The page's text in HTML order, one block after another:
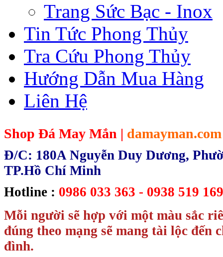
Trang Sức Bạc - Inox
Tin Tức Phong Thủy
Tra Cứu Phong Thủy
Hướng Dẫn Mua Hàng
Liên Hệ
Shop Đá May Mắn | damayman.com
Đ/C: 180A Nguyễn Duy Dương,
TP.Hồ Chí Minh
Hotline : 0986 033 363 - 0938 519
Mỗi người sẽ hợp với một màu sắc
đúng theo mạng sẽ mang tài lộc đến
đình.